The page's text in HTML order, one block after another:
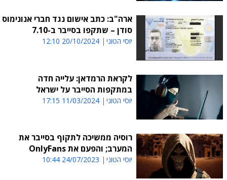
ארה"ב: כתב אישום נגד חברי אנונימוס
סודן – שתקפו בסייבר ב-7.10
יוסי הטוני 20/10/2024 12:10
לקראת הרמדאן: עלייה חדה
במתקפות הסייבר על ישראל
יוסי הטוני 11/03/2024 17:15
רוסיה ממשיכה לתקוף בסייבר את
המערב; והפעם את OnlyFans
יוסי הטוני 24/07/2023 10:44